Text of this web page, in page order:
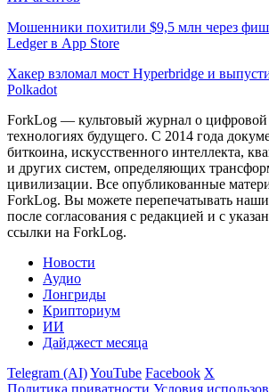
Мошенники похитили $9,5 млн через
Ledger в App Store
Хакер взломал мост Hyperbridge и
Polkadot
ForkLog — культовый журнал о цифровой
технологиях будущего. С 2014 года
биткоина, искусственного интеллекта,
и других систем, определяющих
цивилизации. Все опубликованные
ForkLog. Вы можете перепечатывать
после согласования с редакцией и с
ссылки на ForkLog.
Новости
Аудио
Лонгриды
Крипториум
ИИ
Дайджест месяца
Telegram (AI)YouTube Facebook X
Политика приватности Условия